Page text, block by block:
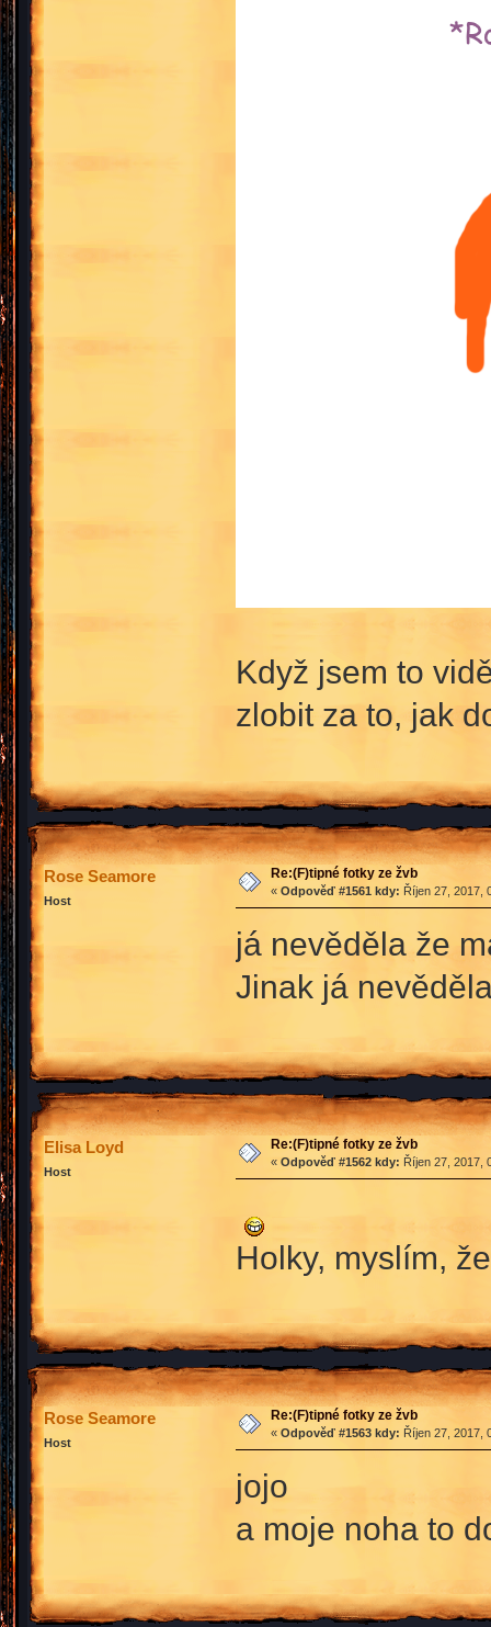
Když jsem to
zlobit za to, jak
Rose Seamore
Host
Re:(F)tipné fotky ze žvb
« Odpověď #1561 kdy: Říjen 27, 2017,
já nevěděla že
Jinak já
Elisa Loyd
Host
Re:(F)tipné fotky ze žvb
« Odpověď #1562 kdy: Říjen 27, 2017,
Holky, myslím,
Rose Seamore
Host
Re:(F)tipné fotky ze žvb
« Odpověď #1563 kdy: Říjen 27, 2017,
jojo
a moje noha to